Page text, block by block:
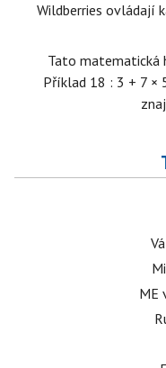
Wildberries ovládají
Tato matematická
Příklad 18 : 3 + 7 ×
ME